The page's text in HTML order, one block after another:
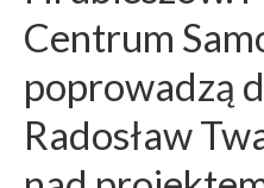
Centrum
poprowadzą
Radosław